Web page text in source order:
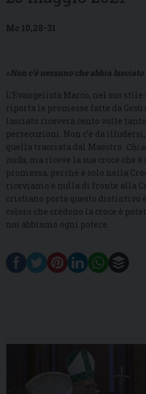
Mc 10,28-31
«Non c’è nessuno che abbia
L’Evangelista Marco, nel suo
riporta le promesse fatte da
lasciato riceverà cento volte
persecuzioni. Non c’è da
quella tracciata dal Maestro. Chi
nulla, ma riceve la sua croce che
promessa, perché è solo nella
riceviamo è nulla di fronte alla
cristiano porta questo distintivo
coloro che credono la croce è
noi abbiamo ogni potere.